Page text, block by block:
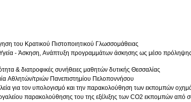
του Κρατικού Πιστοποιητικού Γλωσσομάθειας
Υγεία - Άσκηση, Ανάπτυξη προγραμμάτων άσκησης ως μέσο
& διατροφικές συνήθειες μαθητών δυτικής Θεσσαλίας
Αθλητών/τριών Πανεπιστημίου Πελοποννήσου
για τον υπολογισμό και την παρακολούθηση των εκπομπών
παρακολούθησης του της εξέλιξης των CO2 εκπομπών από